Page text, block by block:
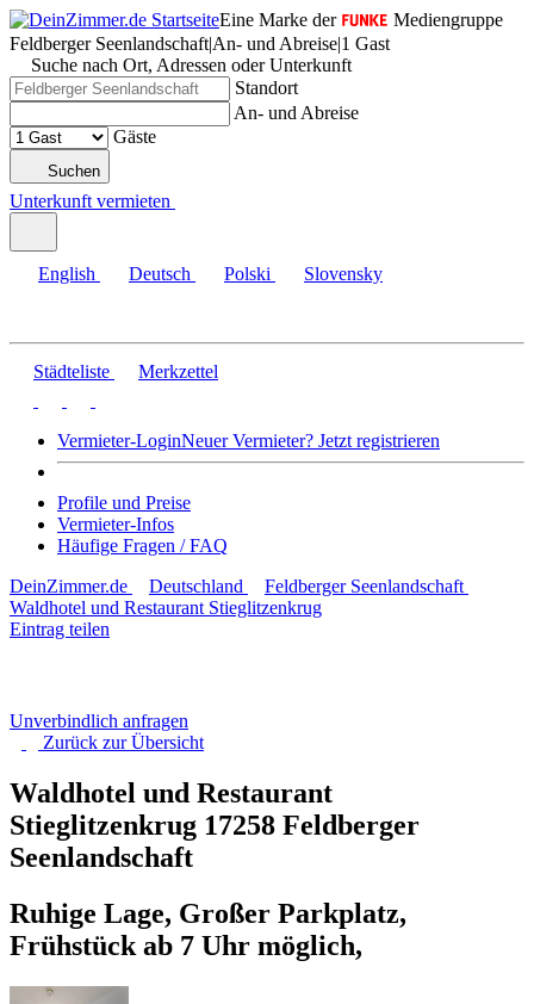
Eine Marke der
Mediengruppe
Feldberger Seenlandschaft|An- und Abreise|1 Gast
Suche nach Ort, Adressen oder Unterkunft
Standort
An- und Abreise
Gäste
Suchen
Unterkunft vermieten
English Deutsch Polski Slovensky
Städteliste Merkzettel
Vermieter-LoginNeuer Vermieter? Jetzt registrieren
Profile und Preise
Vermieter-Infos
Häufige Fragen / FAQ
DeinZimmer.de
Deutschland
Feldberger Seenlandschaft
Waldhotel und Restaurant Stieglitzenkrug
Eintrag teilen
Unverbindlich anfragen
Zurück zurÜbersicht
Waldhotel und Restaurant
Stieglitzenkrug 17258 Feldberger
Seenlandschaft
Ruhige Lage, Großer Parkplatz,
Frühstück ab 7 Uhr möglich,